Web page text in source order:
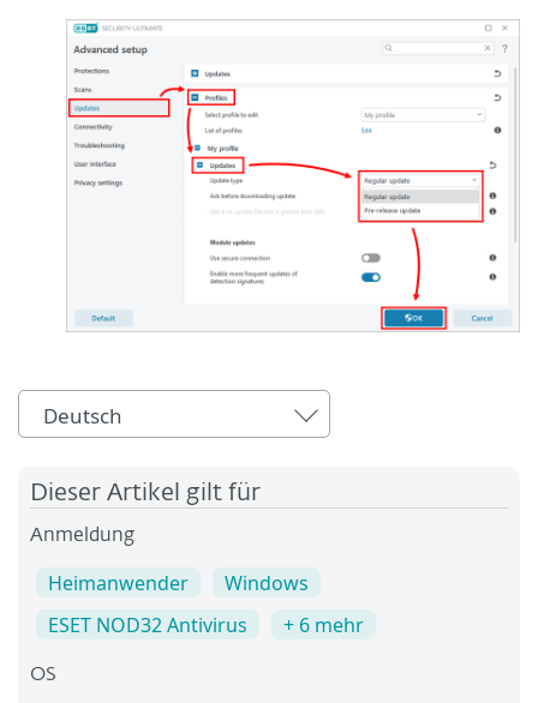
Deutsch
Dieser Artikel gilt für
Anmeldung
Heimanwender
Windows
ESET NOD32 Antivirus
+ 6 mehr
OS